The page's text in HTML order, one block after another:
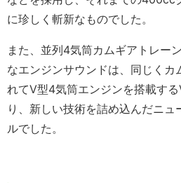
に珍しく斬新なものでした。
また、並列4気筒カムギアトレー
なエンジンサウンドは、同じくカ
れてV型4気筒エンジンを搭載す
り、新しい技術を詰め込んだニ
ルでした。